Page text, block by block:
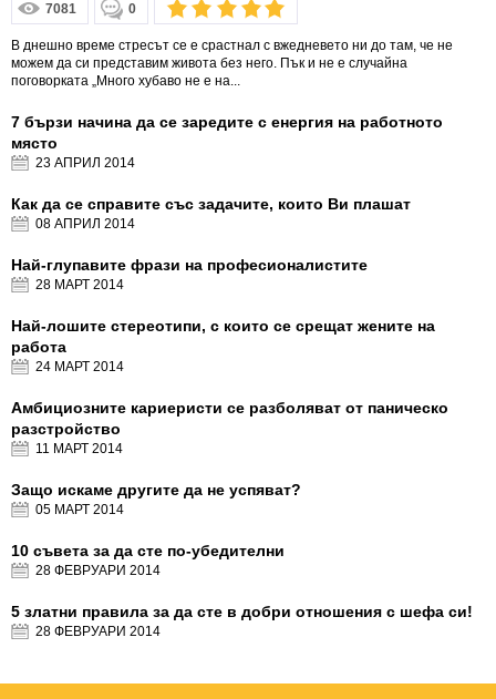
7081 0
В днешно време стресът се е срастнал с вжедневето ни до там, че не
можем да си представим живота без него. Пък и не е случайна
поговорката „Много хубаво не е на...
7 бързи начина да се заредите с енергия на работното
място
23 АПРИЛ 2014
Как да се справите със задачите, които Ви плашат
08 АПРИЛ 2014
Най-глупавите фрази на професионалистите
28 МАРТ 2014
Най-лошите стереотипи, с които се срещат жените на
работа
24 МАРТ 2014
Амбициозните кариеристи се разболяват от паническо
разстройство
11 МАРТ 2014
Защо искаме другите да не успяват?
05 МАРТ 2014
10 съвета за да сте по-убедителни
28 ФЕВРУАРИ 2014
5 златни правила за да сте в добри отношения с шефа си!
28 ФЕВРУАРИ 2014